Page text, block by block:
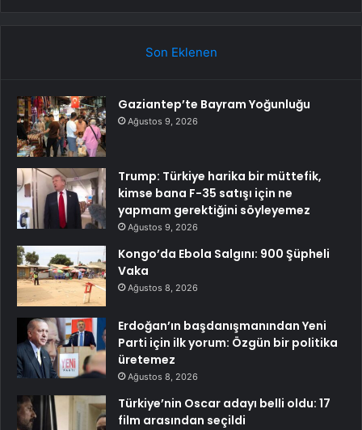
Son Eklenen
Gaziantep’te Bayram Yoğunluğu
Ağustos 9, 2026
Trump: Türkiye harika bir müttefik,
kimse bana F-35 satışı için ne
yapmam gerektiğini söyleyemez
Ağustos 9, 2026
Kongo’da Ebola Salgını: 900 Şüpheli
Vaka
Ağustos 8, 2026
Erdoğan’ın başdanışmanından Yeni
Parti için ilk yorum: Özgün bir politika
üretemez
Ağustos 8, 2026
Türkiye’nin Oscar adayı belli oldu: 17
film arasından seçildi